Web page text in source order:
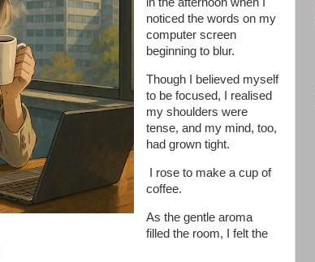
noticed the words on my
computer screen
beginning to blur.
Though I believed myself
to be focused, I realised
my shoulders were
tense, and my mind, too,
had grown tight.
I rose to make a cup of
coffee.
As the gentle aroma
filled the room, I felt the